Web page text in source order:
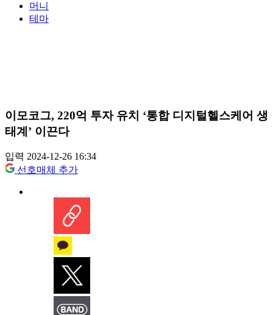
머니
테마
이모코그, 220억 투자 유치 ‘통합 디지털헬스케어 생
태계’ 이끈다
입력 2024-12-26 16:34
선호매체 추가